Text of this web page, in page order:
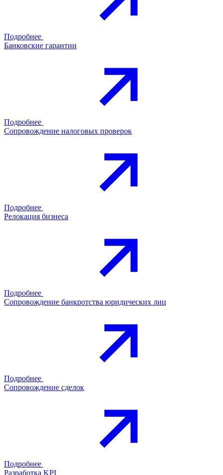
Подробнее
Банковские гарантии
Подробнее
Сопровождение налоговых проверок
Подробнее
Релокация бизнеса
Подробнее
Сопровождение банкротства юридических лиц
Подробнее
Сопровождение сделок
Подробнее
Разработка KPI